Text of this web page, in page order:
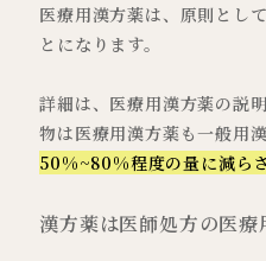
医療用漢方薬は、原則とし
とになります。
詳細は、医療用漢方薬の説
物は医療用漢方薬も一般用
50%~80%程度の量に減ら
漢方薬は医師処方の医